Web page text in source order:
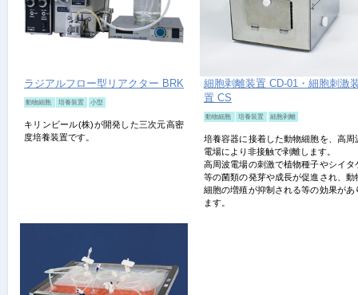
ラジアルフロー型リアクター BRK
動物細胞 培養装置 小型
キリンビール(株)が開発した三次元高密
度培養装置です。
細胞剥離装置 CD-01・細胞刺激
置 CS
動物細胞 培養装置 細胞剥離
培養容器に接着した動物細胞を、高周
電場により非接触で剥離します。
高周波電場の刺激で植物種子やシイタ
等の菌類の発芽や成長が促進され、動
細胞の増殖が抑制される等の効果があ
ます。